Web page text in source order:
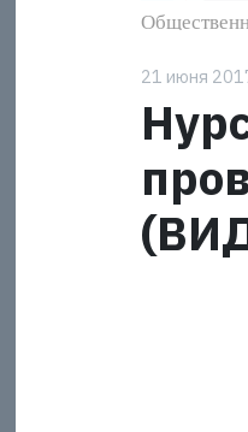
21 июня